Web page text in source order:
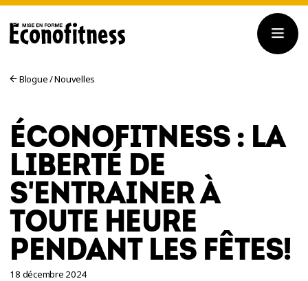
Blogue/Nouvelles
ÉCONOFITNESS : LA
LIBERTÉ DE
S'ENTRAINER À
TOUTE HEURE
PENDANT LES FÊTES!
18 décembre 2024